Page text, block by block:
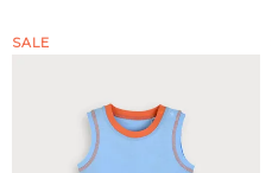
SALE